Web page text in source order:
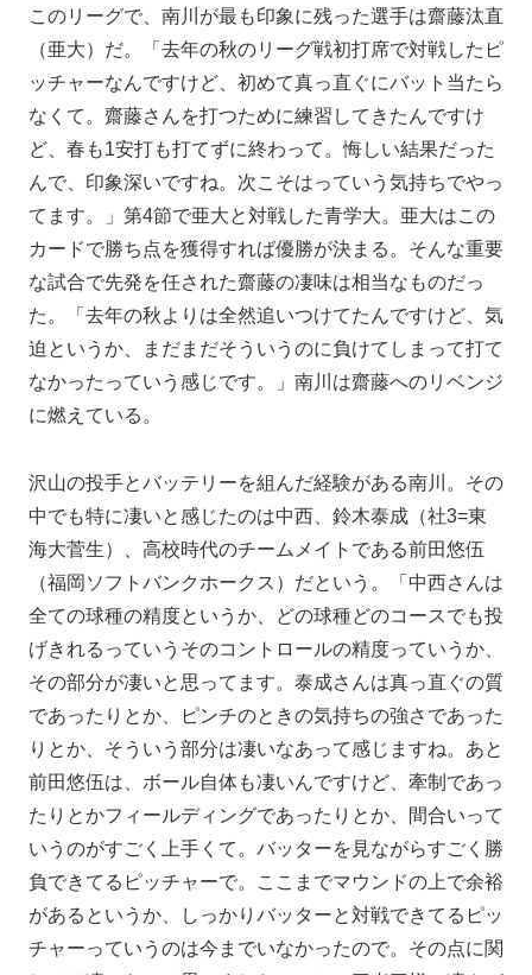
このリーグで、南川が最も印象に残った選手は齋藤汰直
（亜大）だ。「去年の秋のリーグ戦初打席で対戦したピ
ッチャーなんですけど、初めて真っ直ぐにバット当たら
なくて。齋藤さんを打つために練習してきたんですけ
ど、春も1安打も打てずに終わって。悔しい結果だった
んで、印象深いですね。次こそはっていう気持ちでやっ
てます。」第4節で亜大と対戦した青学大。亜大はこの
カードで勝ち点を獲得すれば優勝が決まる。そんな重要
な試合で先発を任された齋藤の凄味は相当なものだっ
た。「去年の秋よりは全然追いつけてたんですけど、気
迫というか、まだまだそういうのに負けてしまって打て
なかったっていう感じです。」南川は齋藤へのリベンジ
に燃えている。
沢山の投手とバッテリーを組んだ経験がある南川。その
中でも特に凄いと感じたのは中西、鈴木泰成（社3=東
海大菅生）、高校時代のチームメイトである前田悠伍
（福岡ソフトバンクホークス）だという。「中西さんは
全ての球種の精度というか、どの球種どのコースでも投
げきれるっていうそのコントロールの精度っていうか、
その部分が凄いと思ってます。泰成さんは真っ直ぐの質
であったりとか、ピンチのときの気持ちの強さであった
りとか、そういう部分は凄いなあって感じますね。あと
前田悠伍は、ボール自体も凄いんですけど、牽制であっ
たりとかフィールディングであったりとか、間合いって
いうのがすごく上手くて。バッターを見ながらすごく勝
負できてるピッチャーで。ここまでマウンドの上で余裕
があるというか、しっかりバッターと対戦できてるピッ
チャーっていうのは今までいなかったので。その点に関